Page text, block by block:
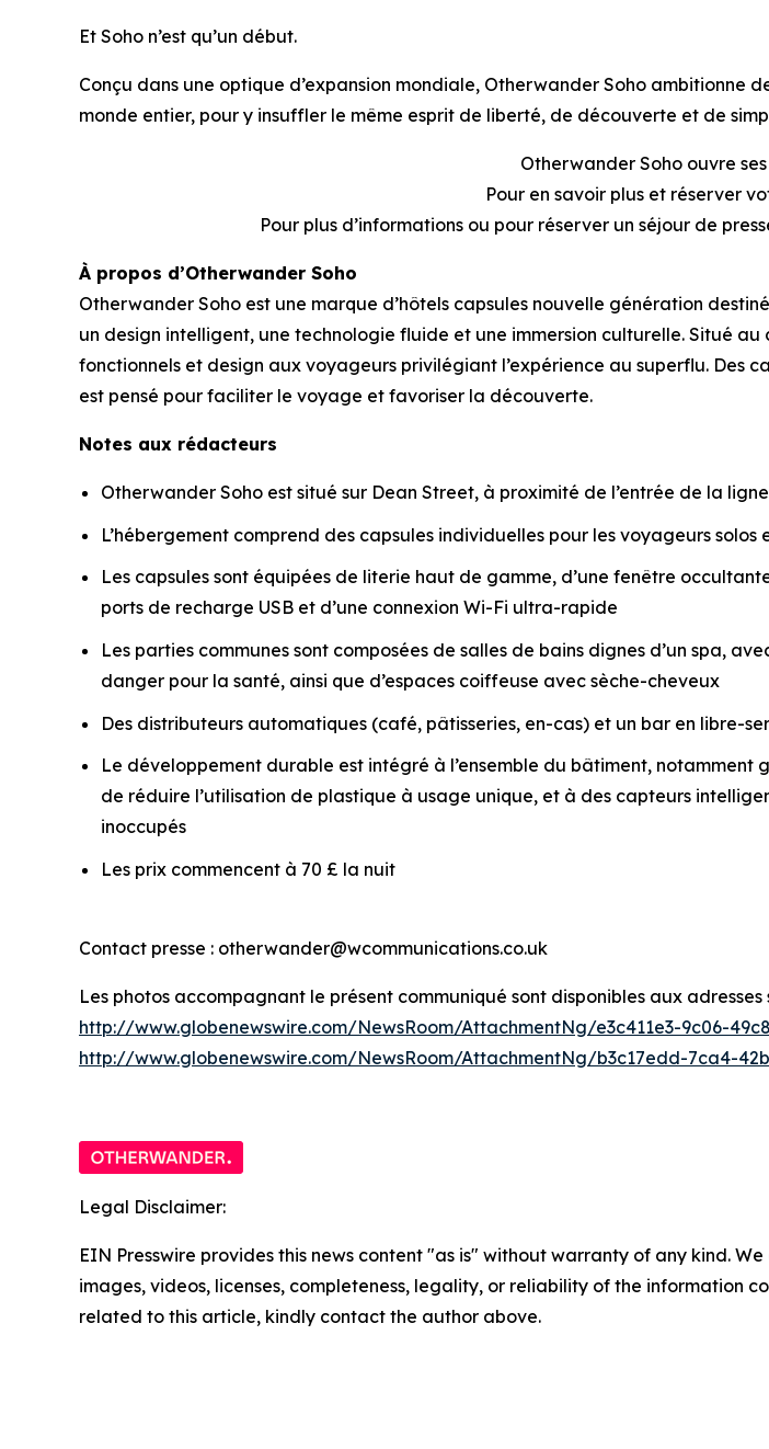
Et Soho n’est qu’un début.
Conçu dans une optique d’expansion mondiale, Otherwander Soho ambitionne
monde entier, pour y insuffler le même esprit de liberté, de découverte et de
Otherwander Soho ouvre
Pour en savoir plus et réserver
Pour plus d’informations ou pour réserver un séjour de
À propos d’Otherwander Soho
Otherwander Soho est une marque d’hôtels capsules nouvelle génération
un design intelligent, une technologie fluide et une immersion culturelle. Situé
fonctionnels et design aux voyageurs privilégiant l’expérience au superflu. Des
est pensé pour faciliter le voyage et favoriser la découverte.
Notes aux rédacteurs
Otherwander Soho est situé sur Dean Street, à proximité de l’entrée de la
L’hébergement comprend des capsules individuelles pour les voyageurs
Les capsules sont équipées de literie haut de gamme, d’une fenêtre
ports de recharge USB et d’une connexion Wi-Fi ultra-rapide
Les parties communes sont composées de salles de bains dignes d’un spa,
danger pour la santé, ainsi que d’espaces coiffeuse avec sèche-cheveux
Des distributeurs automatiques (café, pâtisseries, en-cas) et un bar en libre-
Le développement durable est intégré à l’ensemble du bâtiment,
de réduire l’utilisation de plastique à usage unique, et à des capteurs
inoccupés
Les prix commencent à 70 £ la nuit
Contact presse : otherwander@wcommunications.co.uk
Les photos accompagnant le présent communiqué sont disponibles aux adresses
http://www.globenewswire.com/NewsRoom/AttachmentNg/e3c411e3-9c06-
http://www.globenewswire.com/NewsRoom/AttachmentNg/b3c17edd-7ca4-
Legal Disclaimer:
EIN Presswire provides this news content "as is" without warranty of any kind.
images, videos, licenses, completeness, legality, or reliability of the information
related to this article, kindly contact the author above.